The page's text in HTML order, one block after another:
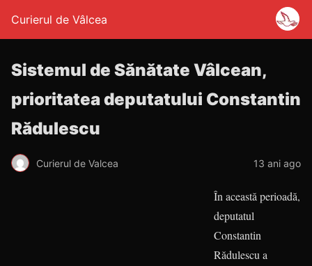
Curierul de Vâlcea
Sistemul de Sănătate Vâlcean,
prioritatea deputatului Constantin
Rădulescu
Curierul de Valcea 13 ani ago
În această perioadă,
deputatul
Constantin
Rădulescu a